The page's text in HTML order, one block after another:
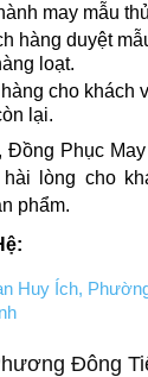
may mẫu
hàng duyệt
loạt.
cho khách
lại.
Đồng Phục
lòng cho
phẩm.
Huy Ích,
Đông